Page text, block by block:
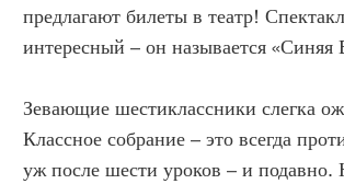
предлагают билеты в театр!
интересный – он называется
Зевающие шестиклассники слегка
Классное собрание – это всегда
уж после шести уроков – и подавно.